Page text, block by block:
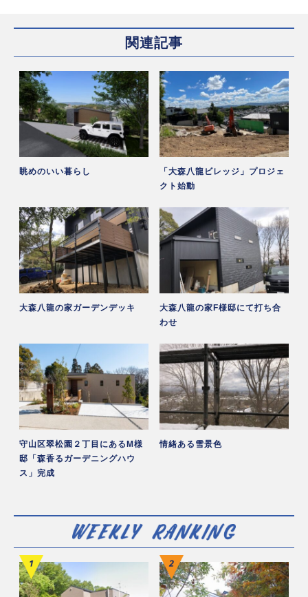
関連記事
眺めのいい暮らし
「大森八龍ビレッジ」プロジェ
クト始動
大森八龍の家ガーデンデッキ
大森八龍の家F様邸にて打ち合
わせ
守山区翠松園２丁目にあるM様
邸「森香るガーデニングハウ
ス」完成
情緒ある雪景色